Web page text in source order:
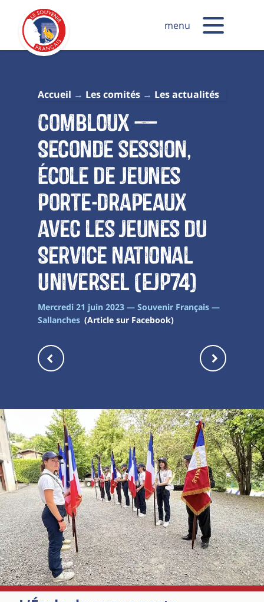
menu
Accueil Les comités Les actualités
Combloux —
Seconde session,
École de jeunes
porte-drapeaux
avec les Jeunes du
Service National
Universel (EJP74)
Mercredi 21 juin 2023 — Souvenir Français —
Sallanches (Article sur Facebook)